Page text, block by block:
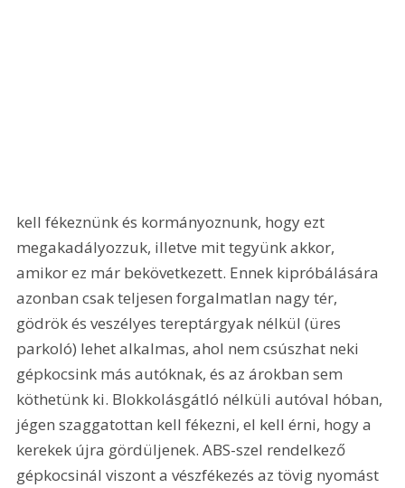
kell fékeznünk és kormányoznunk, hogy ezt
megakadályozzuk, illetve mit tegyünk akkor,
amikor ez már bekövetkezett. Ennek kipróbálására
azonban csak teljesen forgalmatlan nagy tér,
gödrök és veszélyes tereptárgyak nélkül (üres
parkoló) lehet alkalmas, ahol nem csúszhat neki
gépkocsink más autóknak, és az árokban sem
köthetünk ki. Blokkolásgátló nélküli autóval hóban,
jégen szaggatottan kell fékezni, el kell érni, hogy a
kerekek újra gördüljenek. ABS-szel rendelkező
gépkocsinál viszont a vészfékezés az tövig nyomást